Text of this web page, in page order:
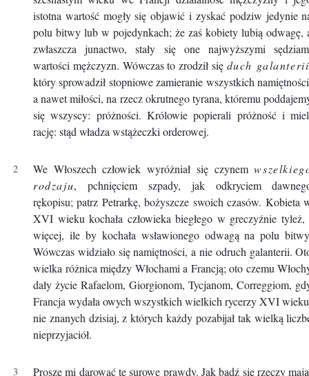
istotna wartość mogły się objawić i zyskać podziw jedynie
polu bitwy lub w pojedynkach; że zaś kobiety lubią odwagę,
zwłaszcza junactwo, stały się one najwyższymi
wartości mężczyzn. Wówczas to zrodził się duch galanterii
który sprowadził stopniowe zamieranie wszystkich
a nawet miłości, na rzecz okrutnego tyrana, któremu
się wszyscy: próżności. Królowie popierali próżność i
rację: stąd władza wstążeczki orderowej.
We Włoszech człowiek wyróżniał się czynem
rodzaju, pchnięciem szpady, jak odkryciem
rękopisu; patrz Petrarkę, bożyszcze swoich czasów. Kobieta
XVI wieku kochała człowieka biegłego w greczyźnie
więcej, ile by kochała wsławionego odwagą na polu
Wówczas widziało się namiętności, a nie odruch galanterii.
wielka różnica między Włochami a Francją; oto czemu
dały życie Rafaelom, Giorgionom, Tycjanom, Correggiom,
Francja wydała owych wszystkich wielkich rycerzy XVI
nie znanych dzisiaj, z których każdy pozabijał tak wielką
nieprzyjaciół.
Proszę mi darować te surowe prawdy. Jak bądź się rzeczy